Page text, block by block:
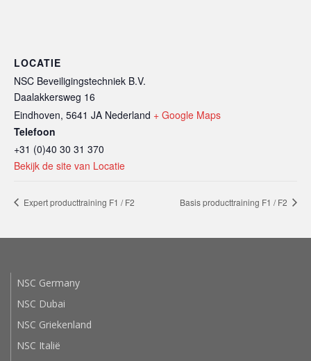
LOCATIE
NSC Beveiligingstechniek B.V.
Daalakkersweg 16
Eindhoven, 5641 JA Nederland + Google Maps
Telefoon
+31 (0)40 30 31 370
Bekijk de site van Locatie
Expert producttraining F1 / F2 Basis producttraining F1 / F2
NSC Germany
NSC Dubai
NSC Griekenland
NSC Italië